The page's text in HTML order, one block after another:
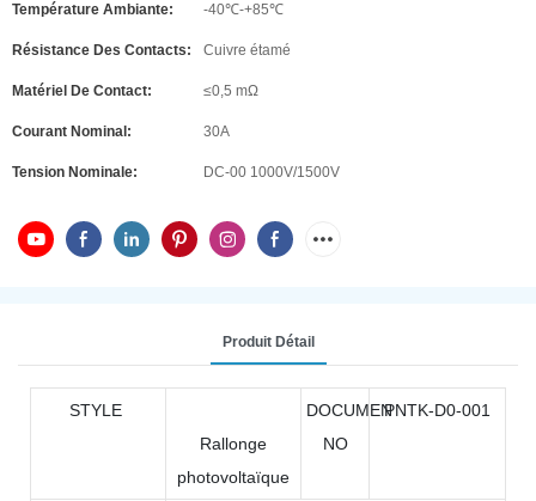
Température Ambiante: -40℃-+85℃
Résistance Des Contacts: Cuivre étamé
Matériel De Contact: ≤0,5 mΩ
Courant Nominal: 30A
Tension Nominale: DC-00 1000V/1500V
Produit Détail
STYLE
Rallonge
photovoltaïque
DOCUMEN
NO
PNTK-D0-001